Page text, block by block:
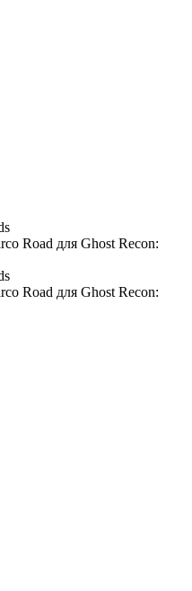
Road для Ghost Recon:
Road для Ghost Recon: